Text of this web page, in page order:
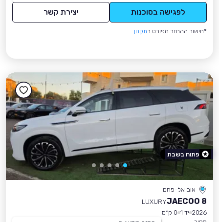
לפגישה בסוכנות יצירת קשר
*חישוב ההחזר מפורט בתקנון
אום אל-פחם
JAECOO 8
LUXURY
2026 יד 1
0 ק״מ
פתוח בשבת